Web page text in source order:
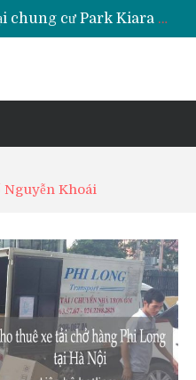
Taxi tải giá rẻ tại chung cư Park Kiara Hà Đông
Taxi tải giá rẻ tại chung cư Grande Park Phú Lãm
Khoái